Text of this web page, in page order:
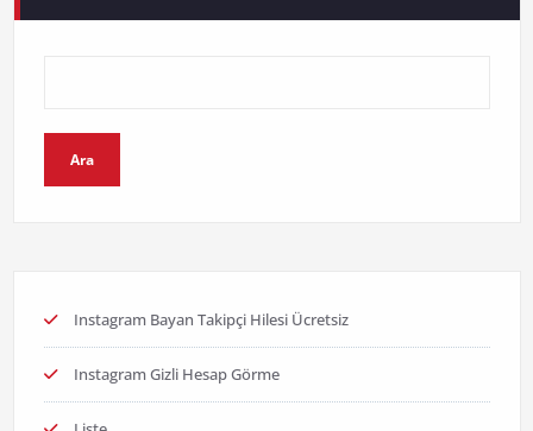
Ara
Instagram Bayan Takipçi Hilesi Ücretsiz
Instagram Gizli Hesap Görme